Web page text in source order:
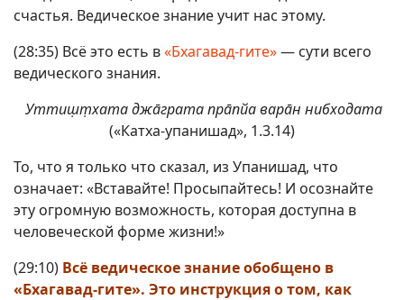
счастья. Ведическое знание учит нас этому.
(28:35) Всё это есть в«Бхагавад-гите»— сути всего
ведического знания.
Уттиш̣т̣хата джа̄грата пра̄пйа вара̄н нибходата
(«Катха-упанишад», 1.3.14)
То, что я только что сказал, из Упанишад, что
означает: «Вставайте! Просыпайтесь! И осознайте
эту огромную возможность, которая доступна в
человеческой форме жизни!»
(29:10) Всё ведическое знание обобщено в
«Бхагавад-гите». Это инструкция о том, как